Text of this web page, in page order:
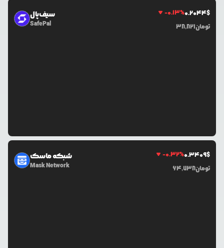
سیف‌پال
SafePal
-0.13%0.2044$
38,821تومان
شبکه ماسک
Mask Network
-0.32%0.3409$
64,738تومان